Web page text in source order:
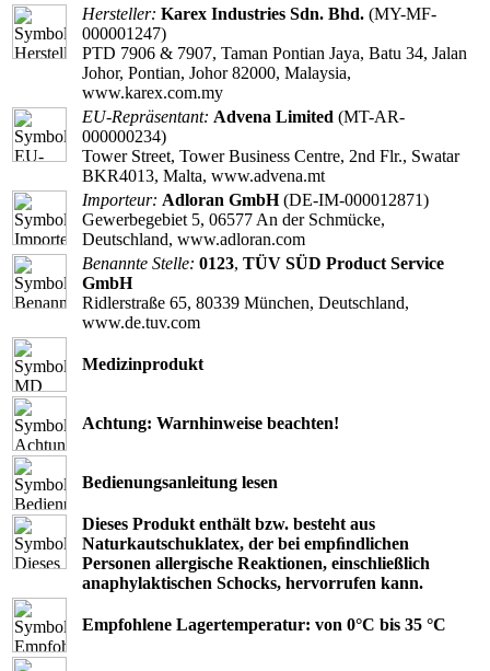
Hersteller: Karex Industries Sdn. Bhd. (MY-MF-
000001247)
PTD 7906 & 7907, Taman Pontian Jaya, Batu 34, Jalan
Johor, Pontian, Johor 82000, Malaysia,
www.karex.com.my
EU-Repräsentant: Advena Limited (MT-AR-
000000234)
Tower Street, Tower Business Centre, 2nd Flr., Swatar
BKR4013, Malta, www.advena.mt
Importeur: Adloran GmbH(DE-IM-000012871)
Gewerbegebiet 5, 06577 An der Schmücke,
Deutschland, www.adloran.com
Benannte Stelle: 0123, TÜV SÜD Product Service
GmbH
Ridlerstraße 65, 80339 München, Deutschland,
www.de.tuv.com
Medizinprodukt
Achtung: Warnhinweise beachten!
Bedienungsanleitung lesen
Dieses Produkt enthält bzw. besteht aus
Naturkautschuklatex, der bei empﬁndlichen
Personen allergische Reaktionen, einschließlich
anaphylaktischen Schocks, hervorrufen kann.
Empfohlene Lagertemperatur: von 0°C bis 35 °C